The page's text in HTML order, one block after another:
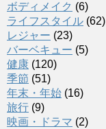
ボディメイク (6)
ライフスタイル (62)
レジャー (23)
バーベキュー (5)
健康 (120)
季節 (51)
年末・年始 (16)
旅行 (9)
映画・ドラマ (2)